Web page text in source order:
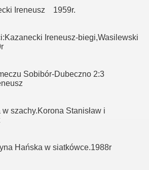
Ireneusz 1959r.
Ireneusz-biegi,Wasilewski
Sobibór-Dubeczno 2:3
szachy.Korona Stanisław i
Hańska w siatkówce.1988r